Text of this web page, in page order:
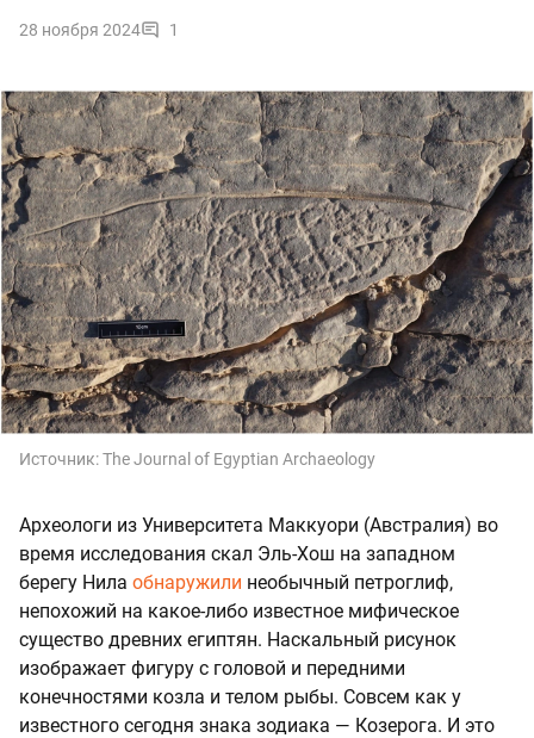
28 ноября 2024 1
Источник:The Journal of Egyptian Archaeology
Археологи из Университета Маккуори (Австралия) во
время исследования скал Эль-Хош на западном
берегу Нила обнаружили необычный петроглиф,
непохожий на какое-либо известное мифическое
существо древних египтян. Наскальный рисунок
изображает фигуру с головой и передними
конечностями козла и телом рыбы. Совсем как у
известного сегодня знака зодиака — Козерога. И это